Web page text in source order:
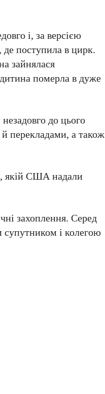
і, за версією
де поступила в цирк.
зайнялася
померла в дуже
до цього
й перекладами, а також
якій США надали
захоплення. Серед
супутником і колегою